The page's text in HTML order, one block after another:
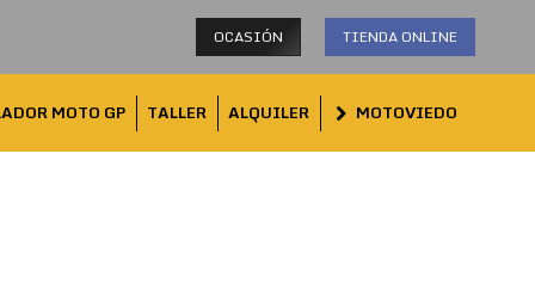
OCASIÓN TIENDA ONLINE
MOTO GP TALLER ALQUILER MOTOVIEDO